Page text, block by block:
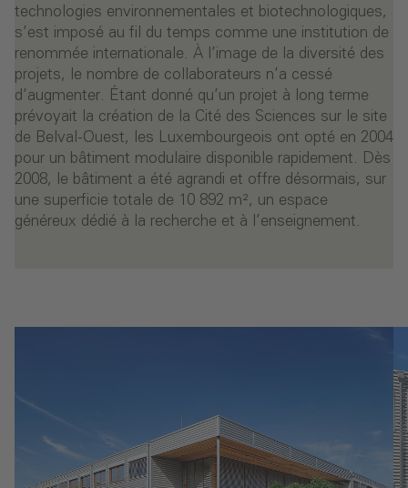
technologies environnementales et biotechnologiques,
s’est imposé au fil du temps comme une institution de
renommée internationale. À l’image de la diversité des
projets, le nombre de collaborateurs n’a cessé
d’augmenter. Étant donné qu’un projet à long terme
prévoyait la création de la Cité des Sciences sur le site
de Belval-Ouest, les Luxembourgeois ont opté en 2004
pour un bâtiment modulaire disponible rapidement. Dès
2008, le bâtiment a été agrandi et offre désormais, sur
une superficie totale de 10 892 m², un espace
généreux dédié à la recherche et à l’enseignement.